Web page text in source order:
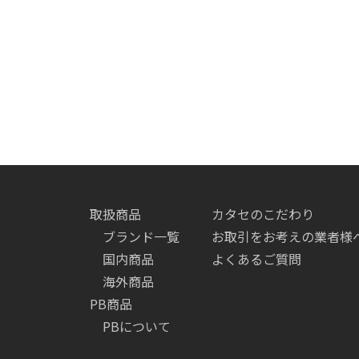
取扱商品
ブランド一覧
国内商品
海外商品
PB商品
PBについて
カタセのこだわり
お取引をお考えの業者様
よくあるご質問